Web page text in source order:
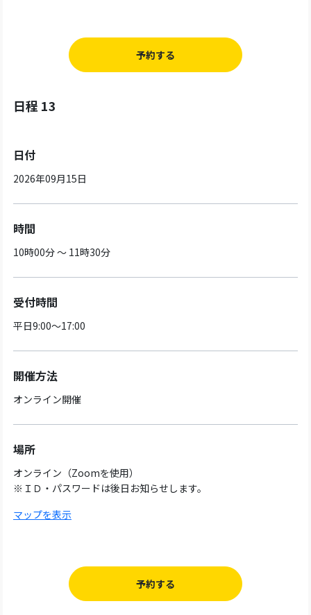
予約する
日程 13
日付
2026年09月15日
時間
10時00分 ～ 11時30分
受付時間
平日9:00～17:00
開催方法
オンライン開催
場所
オンライン（Zoomを使用）
※ＩＤ・パスワードは後日お知らせします。
マップを表示
予約する